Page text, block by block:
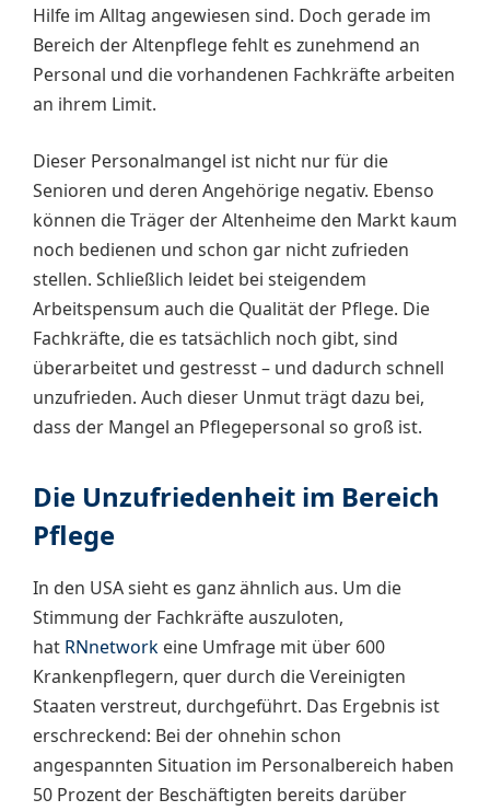
Hilfe im Alltag angewiesen sind. Doch gerade im
Bereich der Altenpflege fehlt es zunehmend an
Personal und die vorhandenen Fachkräfte arbeiten
an ihrem Limit.
Dieser Personalmangel ist nicht nur für die
Senioren und deren Angehörige negativ. Ebenso
können die Träger der Altenheime den Markt kaum
noch bedienen und schon gar nicht zufrieden
stellen. Schließlich leidet bei steigendem
Arbeitspensum auch die Qualität der Pflege. Die
Fachkräfte, die es tatsächlich noch gibt, sind
überarbeitet und gestresst – und dadurch schnell
unzufrieden. Auch dieser Unmut trägt dazu bei,
dass der Mangel an Pflegepersonal so groß ist.
Die Unzufriedenheit im Bereich
Pflege
In den USA sieht es ganz ähnlich aus. Um die
Stimmung der Fachkräfte auszuloten,
hat RNnetwork eine Umfrage mit über 600
Krankenpflegern, quer durch die Vereinigten
Staaten verstreut, durchgeführt. Das Ergebnis ist
erschreckend: Bei der ohnehin schon
angespannten Situation im Personalbereich haben
50 Prozent der Beschäftigten bereits darüber